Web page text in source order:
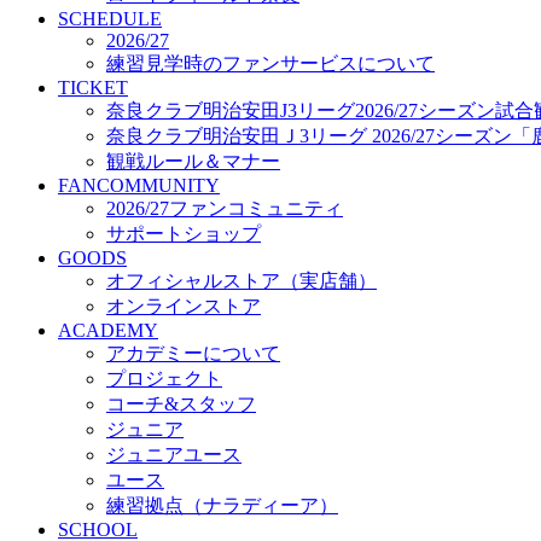
プロジェクト
コーチ&スタッフ
ジュニア
ジュニアユース
ユース
練習拠点（ナラディーア）
SCHOOL
CLUB
2026/27 パートナー企業
パートナー募集
クラブ理念
クラブ情報
サステナビリティ
Web制作支援
応援プロジェクト
SCHEDULE
2026/27
練習見学時のファンサービスについて
TICKET
奈良クラブ明治安田J3リーグ2026/27シーズン試合
奈良クラブ明治安田Ｊ3リーグ 2026/27シーズン「
観戦ルール＆マナー
FANCOMMUNITY
2026/27ファンコミュニティ
サポートショップ
GOODS
オフィシャルストア（実店舗）
オンラインストア
ACADEMY
アカデミーについて
プロジェクト
コーチ&スタッフ
ジュニア
ジュニアユース
ユース
練習拠点（ナラディーア）
SCHOOL